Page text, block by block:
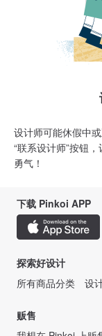
设计师可能休假中
“联系设计师”按钮
勇气！
下载 Pinkoi APP
探索好设计
所有商品分类
设
贩售